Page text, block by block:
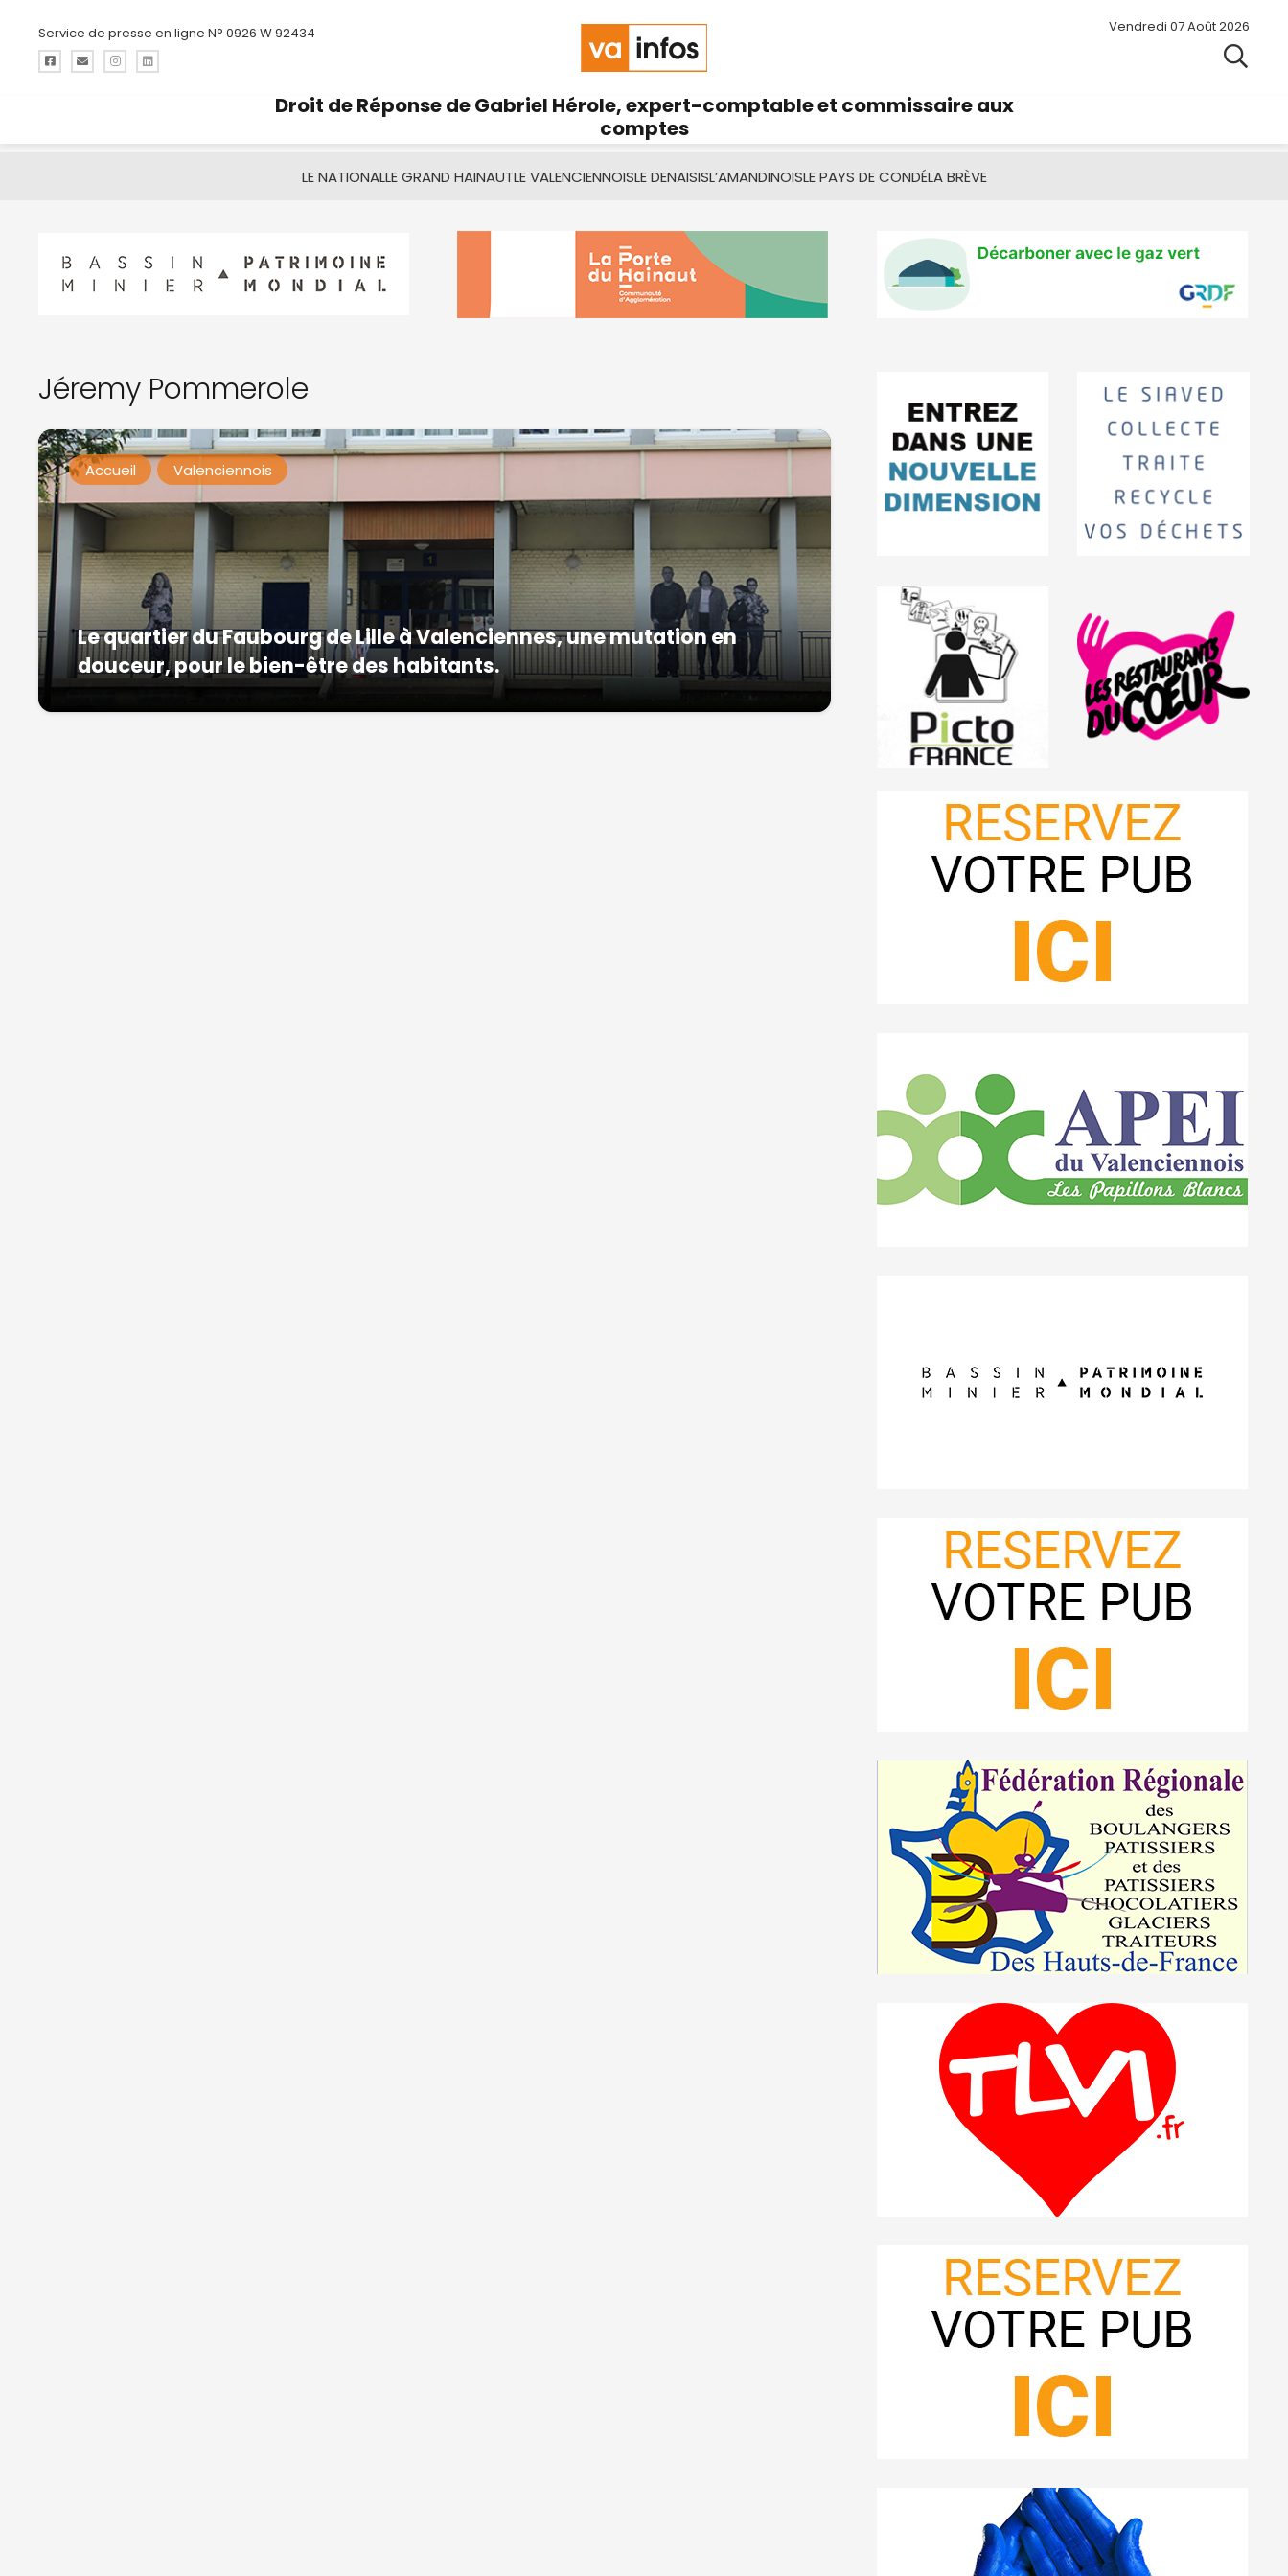
Service de presse en ligne N° 0926 W 92434 Vendredi 07 Août 2026
Droit de Réponse de Gabriel Hérole, expert-comptable et commissaire aux
comptes
LE NATIONALLE GRAND HAINAUTLE VALENCIENNOISLE DENAISISL’AMANDINOISLE PAYS DE CONDÉLA BRÈVE
Jéremy Pommerole
Accueil Valenciennois
Le quartier du Faubourg de Lille à Valenciennes, une mutation en
douceur, pour le bien-être des habitants.